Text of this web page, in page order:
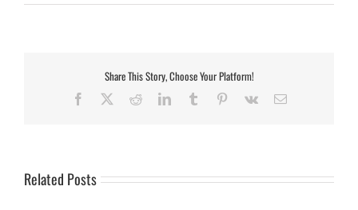
Share This Story, Choose Your Platform!
Facebook RedditLinkedInTumblr Pinterest
Vk Email
Related Posts